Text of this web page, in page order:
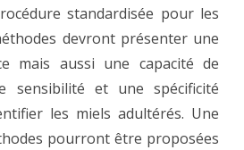
standardisée pour les
devront présenter une
mais aussi une capacité de
sensibilité et une spécificité
les miels adultérés. Une
pourront être proposées